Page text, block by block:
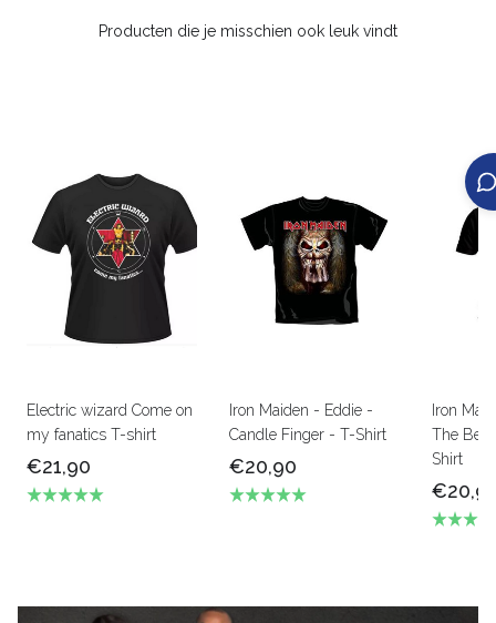
Producten die je misschien ook leuk vindt
Electric wizard Come on
my fanatics T-shirt
€21,90
Iron Maiden - Eddie -
Candle Finger - T-Shirt
€20,90
Iron
The
Shirt